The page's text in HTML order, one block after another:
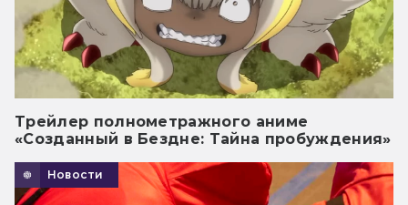
Трейлер полнометражного аниме
«Созданный в Бездне: Тайна пробуждения»
Новости